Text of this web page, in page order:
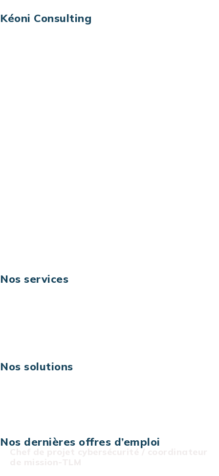
Kéoni Consulting
Nos services
Nos solutions
Nos dernières offres d’emploi
Chef de projet cybersécurité / coordinateur